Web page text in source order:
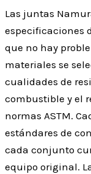
Las juntas
especificaciones
que no hay
materiales se
cualidades de
combustible y el
normas ASTM.
estándares de
cada conjunto
equipo original.